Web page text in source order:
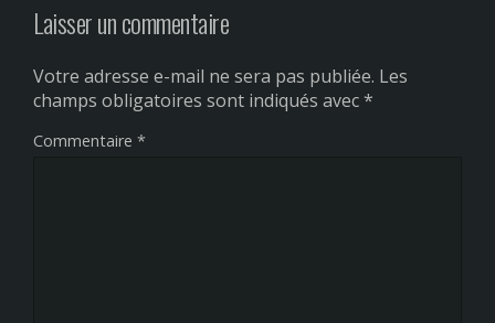
Laisser un commentaire
Votre adresse e-mail ne sera pas publiée. Les
champs obligatoires sont indiqués avec*
Commentaire *